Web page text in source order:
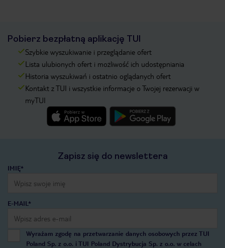
Pobierz bezpłatną aplikację TUI
Szybkie wyszukiwanie i przeglądanie ofert
Lista ulubionych ofert i możliwość ich udostępniania
Historia wyszukiwań i ostatnio oglądanych ofert
Kontakt z TUI i wszystkie informacje o Twojej rezerwacji w
myTUI
Zapisz się do newslettera
IMIĘ*
E-MAIL*
Wyrażam zgodę na przetwarzanie danych osobowych przez TUI
Poland Sp. z o.o. i TUI Poland Dystrybucja Sp. z o.o. w celach